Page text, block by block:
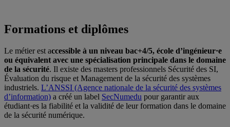
Formations et diplômes
Le métier est accessible à un niveau bac+4/5, école d’ingénieur·e
ou équivalent avec une spécialisation principale dans le domaine
de la sécurité. Il existe des masters professionnels Sécurité des SI,
Évaluation du risque et Management de la sécurité des systèmes
industriels. L’ANSSI (Agence nationale de la sécurité des systèmes
d’information) a créé un label SecNumedu pour garantir aux
étudiant·es la fiabilité et la validité de leur formation dans le domaine
de la sécurité numérique.